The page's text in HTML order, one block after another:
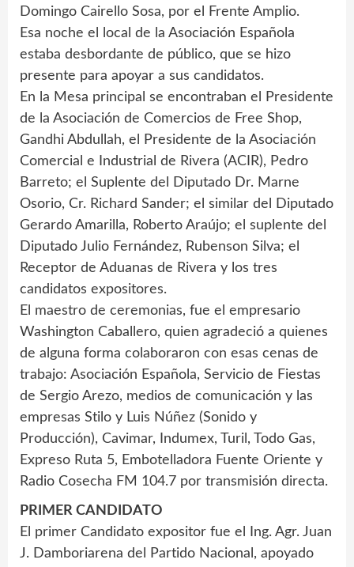
Domingo Cairello Sosa, por el Frente Amplio.
Esa noche el local de la Asociación Española
estaba desbordante de público, que se hizo
presente para apoyar a sus candidatos.
En la Mesa principal se encontraban el Presidente
de la Asociación de Comercios de Free Shop,
Gandhi Abdullah, el Presidente de la Asociación
Comercial e Industrial de Rivera (ACIR), Pedro
Barreto; el Suplente del Diputado Dr. Marne
Osorio, Cr. Richard Sander; el similar del Diputado
Gerardo Amarilla, Roberto Araújo; el suplente del
Diputado Julio Fernández, Rubenson Silva; el
Receptor de Aduanas de Rivera y los tres
candidatos expositores.
El maestro de ceremonias, fue el empresario
Washington Caballero, quien agradeció a quienes
de alguna forma colaboraron con esas cenas de
trabajo: Asociación Española, Servicio de Fiestas
de Sergio Arezo, medios de comunicación y las
empresas Stilo y Luis Núñez (Sonido y
Producción), Cavimar, Indumex, Turil, Todo Gas,
Expreso Ruta 5, Embotelladora Fuente Oriente y
Radio Cosecha FM 104.7 por transmisión directa.
PRIMER CANDIDATO
El primer Candidato expositor fue el Ing. Agr. Juan
J. Damboriarena del Partido Nacional, apoyado